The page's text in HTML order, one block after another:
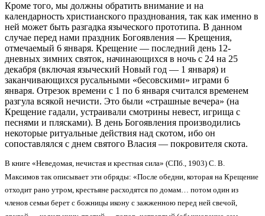
Кроме того, мы должны обратить внимание и на
календарность христианского празднования, так как именно в
ней может быть разгадка языческого прототипа. В данном
случае перед нами праздник Богоявления — Крещения,
отмечаемый 6 января. Крещение — последний день 12-
дневных зимних святок, начинающихся в ночь с 24 на 25
декабря (включая языческий Новый год — 1 января) и
заканчивающихся русальными «бесовскими» играми 6
января. Отрезок времени с 1 по 6 января считался временем
разгула всякой нечисти. Это были «страшные вечера» (на
Крещение гадали, устраивали смотрины невест, игрища с
песнями и плясками). В день Богоявления производились
некоторые ритуальные действия над скотом, ибо он
сопоставлялся с днем святого Власия — покровителя скота.
В книге «Неведомая, нечистая и крестная сила» (СПб., 1903) С. В.
Максимов так описывает эти обряды: «После обедни, которая на Крещение
отходит рано утром, крестьяне расходятся по домам… потом один из
членов семьи берет с божницы икону с зажженною перед ней свечой,